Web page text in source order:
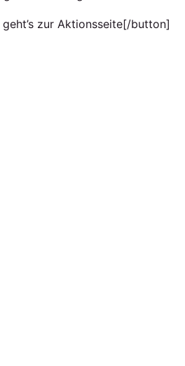
zur Aktionsseite[/button]